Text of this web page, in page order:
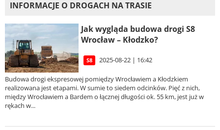
INFORMACJE O DROGACH NA TRASIE
Jak wygląda budowa drogi S8
Wrocław – Kłodzko?
S8 2025-08-22 | 16:42
Budowa drogi ekspresowej pomiędzy Wrocławiem a Kłodzkiem
realizowana jest etapami. W sumie to siedem odcinków. Pięć z nich,
między Wrocławiem a Bardem o łącznej długości ok. 55 km, jest już w
rękach w...